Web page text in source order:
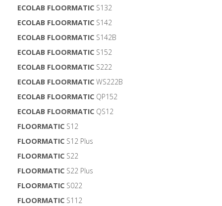
ECOLAB FLOORMATIC S132
ECOLAB FLOORMATIC S142
ECOLAB FLOORMATIC S142B
ECOLAB FLOORMATIC S152
ECOLAB FLOORMATIC S222
ECOLAB FLOORMATIC WS222B
ECOLAB FLOORMATIC QP152
ECOLAB FLOORMATIC QS12
FLOORMATIC S12
FLOORMATIC S12 Plus
FLOORMATIC S22
FLOORMATIC S22 Plus
FLOORMATIC S022
FLOORMATIC S112